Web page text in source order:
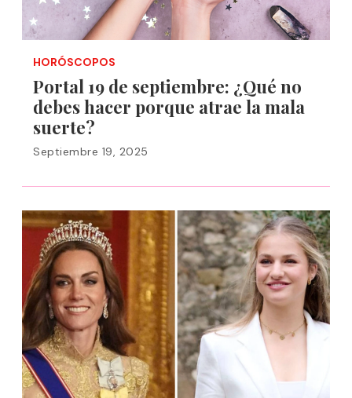
HORÓSCOPOS
Portal 19 de septiembre: ¿Qué no
debes hacer porque atrae la mala
suerte?
Septiembre 19, 2025